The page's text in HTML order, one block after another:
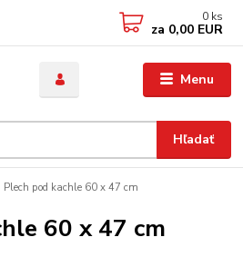
Menu
Hľadať
0 ks
za 0,00 EUR
Plech pod kachle 60 x 47 cm
60 x 47 cm